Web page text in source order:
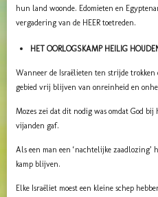
hun land woonde. Edomieten en
vergadering van de HEER toetreden.
HET OORLOGSKAMP HEILIG
Wanneer de Israëlieten ten strijde trokken
gebied vrij blijven van onreinheid en
Mozes zei dat dit nodig was omdat God
vijanden gaf.
Als een man een ‘nachtelijke
kamp blijven.
Elke Israëliet moest een kleine schep